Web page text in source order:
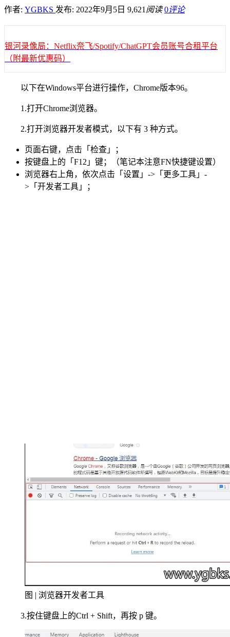
作者: YGBKS 发布: 2022年9月5日 9,621 阅读 0评论
银河录像局：Netflix奈飞/Spotify/ChatGPT会员账号合租平台
（附最新优惠码）
以下在Windows平台进行操作，Chrome版本96。
1.打开Chrome浏览器。
2.打开浏览器开发者模式，以下有 3 种方式。
页面右键，点击「检查」；
按键盘上的「F12」键；（笔记本注意FN快捷键设置）
浏览器右上角，依次点击「设置」->「更多工具」-
>「开发者工具」；
图 | 浏览器开发者工具
3.按住键盘上的Ctrl + Shift，再按 p 键。